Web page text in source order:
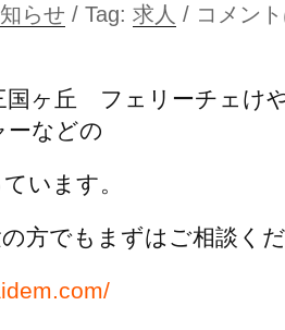
らせ / Tag: 求人 / コメン
国ヶ丘 フェリーチェけ
ーなどの
います。
方でもまずはご相談く